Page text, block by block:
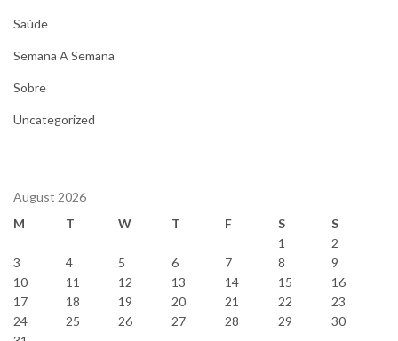
Saúde
Semana A Semana
Sobre
Uncategorized
August 2026
M
T W T F S
S
1
2
3
4 5 6 7 8
9
10
11 12 13 14 15
16
17
18 19 20 21 22
23
24
25 26 27 28 29
30